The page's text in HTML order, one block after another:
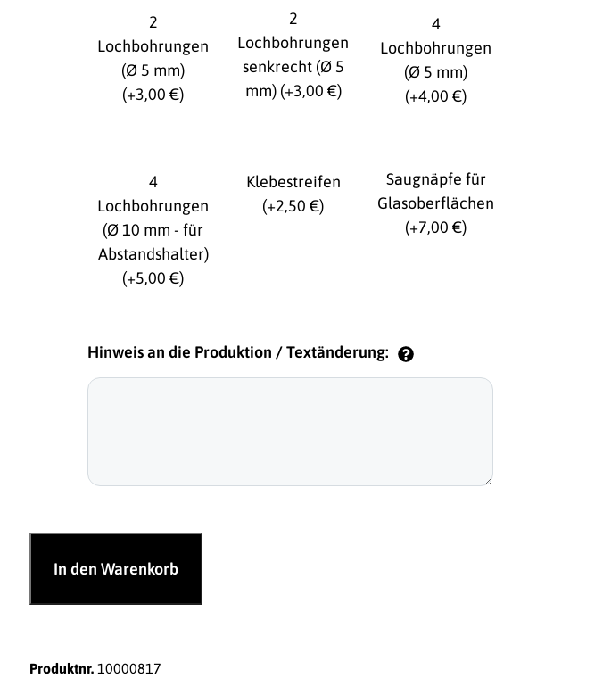
2
Lochbohrungen
(Ø 5 mm)
(+3,00 €)
2
Lochbohrungen
senkrecht (Ø 5
mm) (+3,00 €)
4
Lochbohrungen
(Ø 5 mm)
(+4,00 €)
4
Lochbohrungen
(Ø 10 mm - für
Abstandshalter)
(+5,00 €)
Klebestreifen
(+2,50 €)
Saugnäpfe für
Glasoberflächen
(+7,00 €)
Hinweis an die Produktion / Textänderung:
In den Warenkorb
Produktnr. 10000817